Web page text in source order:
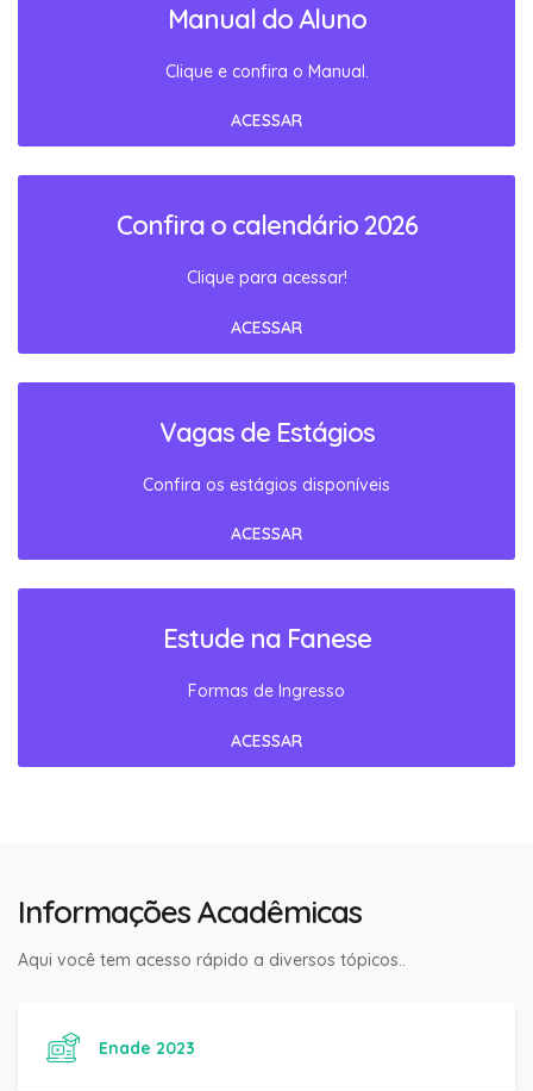
Manual do Aluno
Clique e confira o Manual.
ACESSAR
Confira o calendário 2026
Clique para acessar!
ACESSAR
Vagas de Estágios
Confira os estágios disponíveis
ACESSAR
Estude na Fanese
Formas de Ingresso
ACESSAR
Informações Acadêmicas
Aqui você tem acesso rápido a diversos tópicos..
Enade 2023